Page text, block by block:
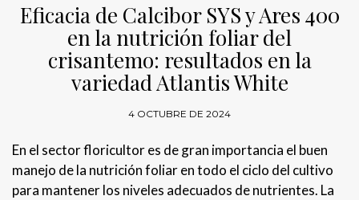
Eficacia de Calcibor SYS y Ares 400
en la nutrición foliar del
crisantemo: resultados en la
variedad Atlantis White
4 OCTUBRE DE 2024
En el sector floricultor es de gran importancia el buen
manejo de la nutrición foliar en todo el ciclo del cultivo
para mantener los niveles adecuados de nutrientes. La